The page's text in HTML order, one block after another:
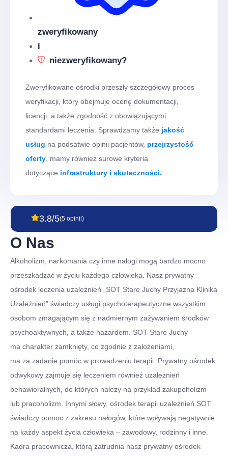
zweryfikowany
i
niezweryfikowany?
Zweryfikowane ośrodki przeszły szczegółowy proces
weryfikacji, który obejmuje ocenę dokumentacji,
licencji, a także zgodność z obowiązującymi
standardami leczenia. Sprawdzamy także jakość
usług na podsatwie opinii pacjentów, przejrzystość
oferty , mamy również surowe kryteria
dotyczące infrastruktury i skuteczności.
3.8/5(5 opinii)
O Nas
Alkoholizm, narkomania czy inne nałogi mogą bardzo mocno
przeszkadzać w życiu każdego człowieka. Nasz prywatny
ośrodek leczenia uzależnień „SOT Stare Juchy Przyjazna Klinika
Uzależnień” świadczy usługi psychoterapeutyczne wszystkim
osobom zmagającym się z nadmiernym zażywaniem środków
psychoaktywnych, a także hazardem. SOT Stare Juchy
ma charakter zamknięty, co zgodnie z założeniami,
ma za zadanie pomóc w prowadzeniu terapii. Prywatny ośrodek
odwykowy zajmuje się leczeniem również uzależnień
behawioralnych, do których należy na przykład zakupoholizm
lub pracoholizm. Innymi słowy, ośrodek terapii uzależnień SOT
świadczy pomoc z zakresu nałogów, które wpływają negatywnie
na każdy aspekt życia człowieka – zawodowy, rodzinny i inne.
Kadra pracownicza, którą zatrudnia nasz prywatny ośrodek